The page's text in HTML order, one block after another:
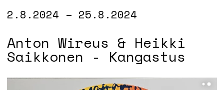
2.8.2024 – 25.8.2024
Anton Wireus & Heikki
Saikkonen - Kangastus